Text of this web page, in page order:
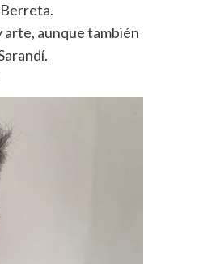
arte, aunque también